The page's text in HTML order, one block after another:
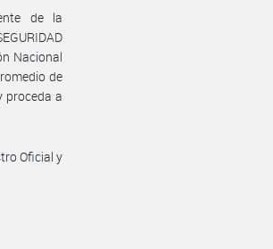
de la
Nacional
de
proceda a
Oficial y